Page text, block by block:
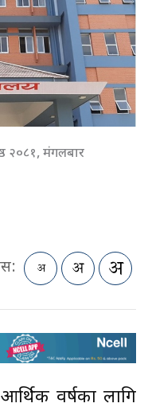
२०८१, मंगलबार
वर्षका लागि